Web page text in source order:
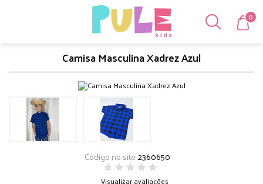
0
Camisa Masculina Xadrez Azul
Código no site:2360650
Visualizar avaliações